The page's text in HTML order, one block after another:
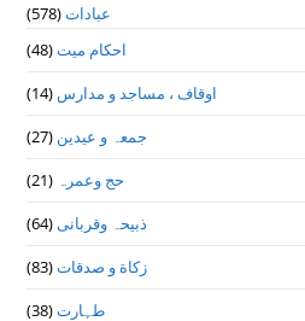
عبادات(578)
احکام میت(48)
اوقاف ، مساجد و مدارس (14)
جمعہ و عیدین (27)
حج وعمرہ
(21)
ذبیحہ وقربانی (64)
زکاة و صدقات(83)
طہارت(38)